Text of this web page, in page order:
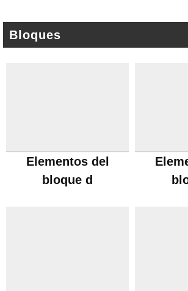
Bloques
Elementos del
bloque d